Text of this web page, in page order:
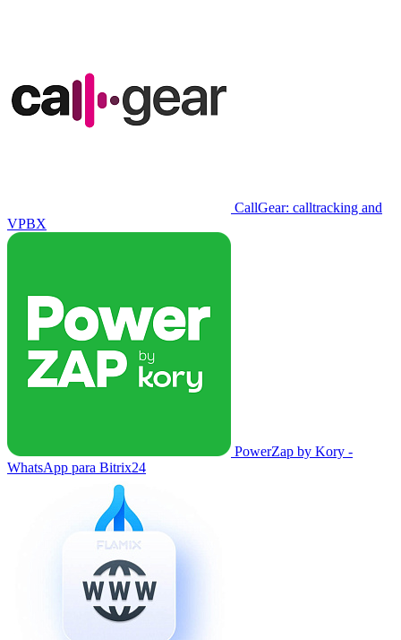
CallGear: calltracking and
VPBX
PowerZap by Kory -
WhatsApp para Bitrix24